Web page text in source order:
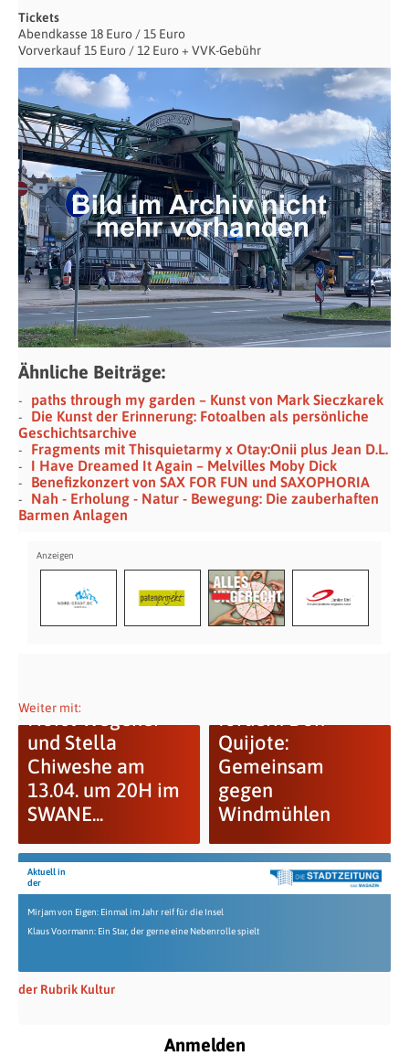
Tickets
Abendkasse 18 Euro / 15 Euro
Vorverkauf 15 Euro / 12 Euro + VVK-Gebühr
Ähnliche Beiträge:
paths through my garden – Kunst von Mark Sieczkarek
Die Kunst der Erinnerung: Fotoalben als persönliche
Geschichtsarchive
Fragments mit Thisquietarmy x Otay:Onii plus Jean D.L.
I Have Dreamed It Again – Melvilles Moby Dick
Benefizkonzert von SAX FOR FUN und SAXOPHORIA
Nah - Erholung - Natur - Bewegung: Die zauberhaften
Barmen Anlagen
Weiter mit:
Horst Wegener
und Stella
Chiweshe am
13.04. um 20H im
SWANE...
Quijote:
Gemeinsam
gegen
Windmühlen
Aktuell in
der
Mirjam von Eigen: Einmal im Jahr reif für die Insel
Klaus Voormann: Ein Star, der gerne eine Nebenrolle spielt
der Rubrik Kultur
Anmelden